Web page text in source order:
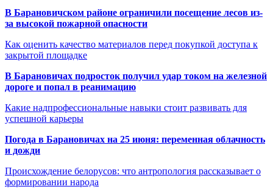
В Барановичском районе ограничили посещение лесов из-
за высокой пожарной опасности
Как оценить качество материалов перед покупкой доступа к
закрытой площадке
В Барановичах подросток получил удар током на железной
дороге и попал в реанимацию
Какие надпрофессиональные навыки стоит развивать для
успешной карьеры
Погода в Барановичах на 25 июня: переменная облачность
и дожди
Происхождение белорусов: что антропология рассказывает о
формировании народа